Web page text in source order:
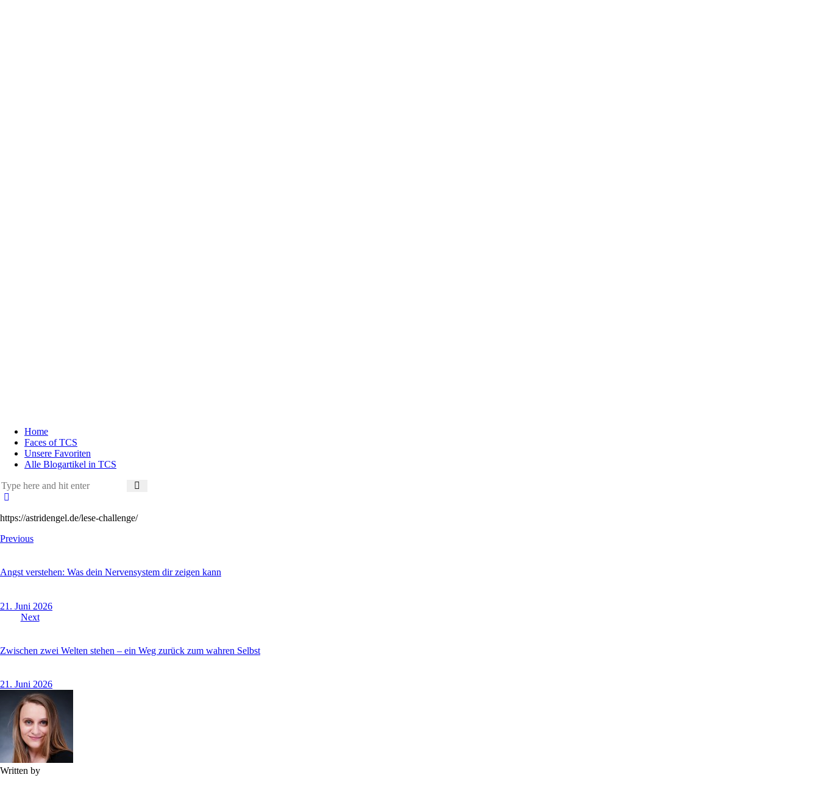
Home
Faces of TCS
Unsere Favoriten
Alle Blogartikel in TCS
https://astridengel.de/lese-challenge/
Beitragsnavigation
Previous
Angst verstehen: Was dein Nervensystem dir zeigen kann
21. Juni 2026
Next
Zwischen zwei Welten stehen – ein Weg zurück zum wahren Selbst
21. Juni 2026
Written by